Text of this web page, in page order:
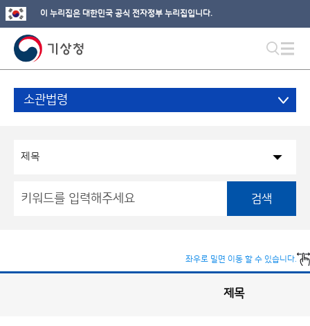
이 누리집은 대한민국 공식 전자정부 누리집입니다.
소관법령
검색
좌우로 밀면 이동 할 수 있습니다.
제목